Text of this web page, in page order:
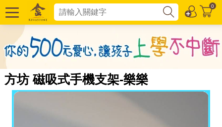
0
方坊 磁吸式手機支架-樂樂